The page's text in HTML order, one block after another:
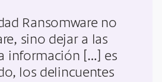
Ransomware no
sino dejar a las
información […] es
los delincuentes